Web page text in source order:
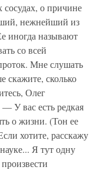
о причине
нежнейший из
иногда называют
со всей
Мне слушать
скажите, сколько
Олег
У вас есть редкая
о жизни. (Тон ее
хотите, расскажу
Я тут одну